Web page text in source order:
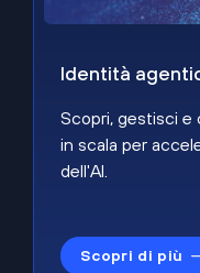
Identità
Scopri, gestisci e
in scala per
dell'AI.
Scopri di più